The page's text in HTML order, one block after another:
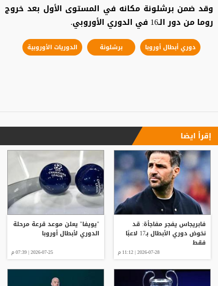
وقد ضمن برشلونة مكانه في المستوى الأول بعد خروج
روما من دور الـ16 في الدوري الأوروبي.
دوري أبطال أوروبا ​برشلونة الدوريات الأوروبية
إقرأ ايضا
فابريجاس يفجر مفاجأة: قد
نخوض دوري الأبطال بـ17 لاعبًا
فقط
2026-07-28 | 11:12 م
"يويفا" يعلن موعد قرعة مرحلة
الدوري لأبطال أوروبا
2026-07-25 | 07:39 م